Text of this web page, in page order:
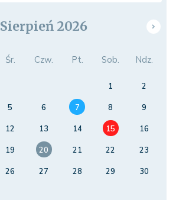
Sierpień 2026
Śr. Czw. Pt. Sob. Ndz.
1
2
5 6 7 8
9
12 13 14 15
16
19 20 21 22
23
26 27 28 29
30